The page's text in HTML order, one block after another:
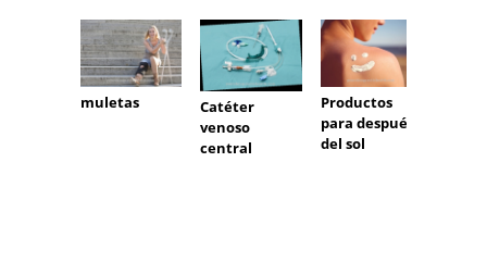
muletas
Catéter
venoso
central
Productos
para después
del sol